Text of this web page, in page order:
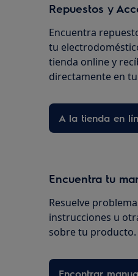
Repuestos y
Encuentra
tu
tienda online y
directamente en
A la tienda en
Encuentra tu
Resuelve
instrucciones u
sobre tu producto.
Encontrar